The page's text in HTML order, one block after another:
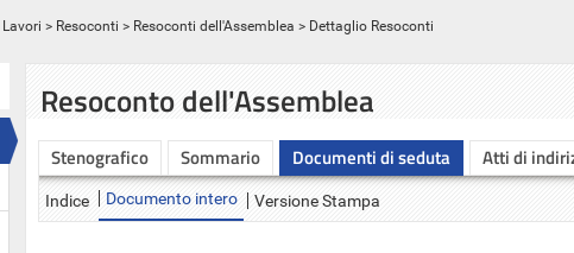
Lavori > Resoconti > Resoconti dell'Assemblea > Dettaglio Resoconti
Resoconto dell'Assemblea
Stenografico Sommario Documenti di seduta Atti di
Indice Documento intero Versione Stampa